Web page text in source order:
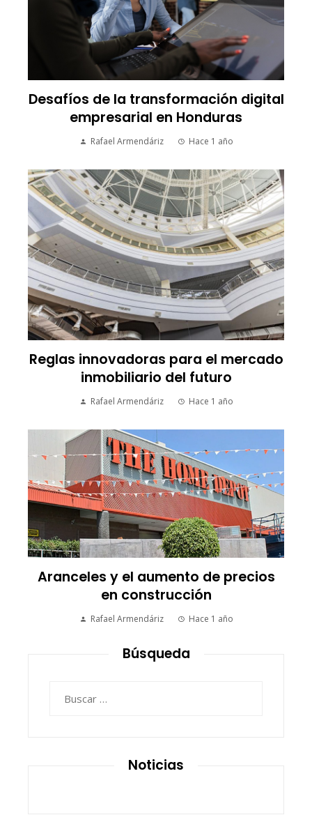
Desafíos de la transformación digital
empresarial en Honduras
Rafael Armendáriz Hace 1 año
Reglas innovadoras para el mercado
inmobiliario del futuro
Rafael Armendáriz Hace 1 año
Aranceles y el aumento de precios
en construcción
Rafael Armendáriz Hace 1 año
Búsqueda
Noticias